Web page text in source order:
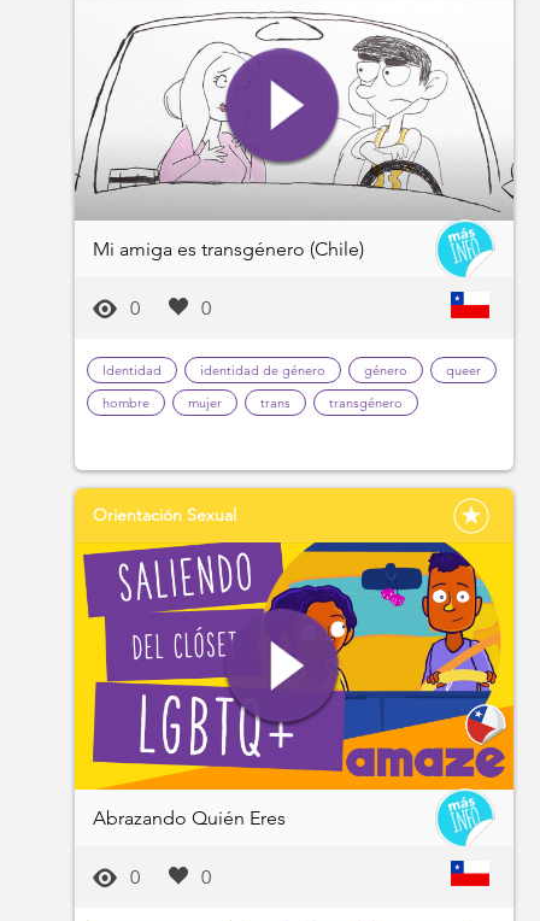
Mi amiga es transgénero (Chile)
0 0
Identidad identidad de género género
queer
hombre
mujer trans transgénero
Orientación Sexual
Abrazando Quién Eres
0 0